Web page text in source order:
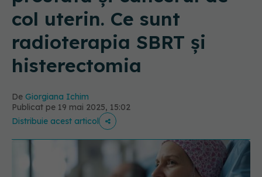
col uterin. Ce sunt
radioterapia SBRT și
histerectomia
De Giorgiana Ichim
Publicat pe 19 mai 2025, 15:02
Distribuie acest articol